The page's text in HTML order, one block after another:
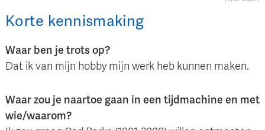
Korte kennismaking
Waar ben je trots op?
Dat ik van mijn hobby mijn werk heb kunnen maken.
Waar zou je naartoe gaan in een tijdmachine en met
wie/waarom?